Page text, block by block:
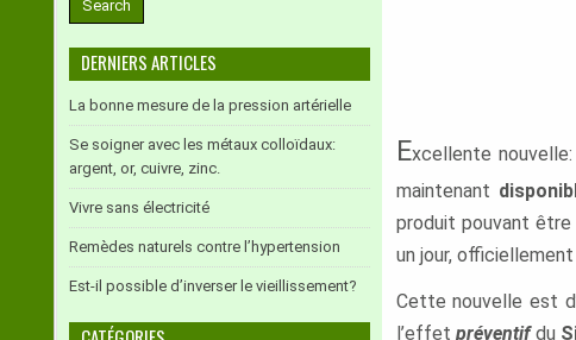
Excellente
maintenant
produit pouvant être
un jour, officiellement
Cette nouvelle est
l’effet préventifdu
DERNIERS ARTICLES
La bonne mesure de la pression artérielle
Se soigner avec les métaux colloïdaux:
argent, or, cuivre, zinc.
Vivre sans électricité
Remèdes naturels contre l’hypertension
Est-il possible d’inverser le vieillissement?